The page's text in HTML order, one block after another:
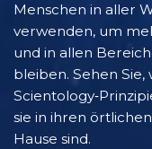
Menschen in aller
verwenden, um
und in allen
bleiben. Sehen Sie,
sie in ihren
Hause sind.